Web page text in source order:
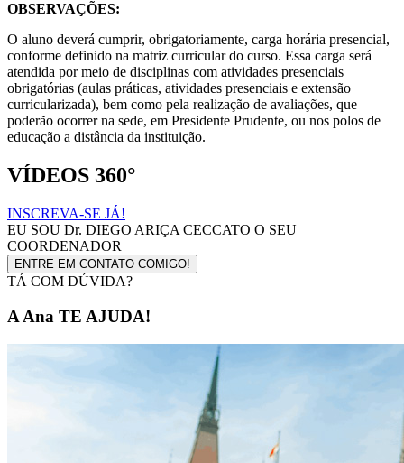
OBSERVAÇÕES:
O aluno deverá cumprir, obrigatoriamente, carga horária presencial,
conforme definido na matriz curricular do curso. Essa carga será
atendida por meio de disciplinas com atividades presenciais
obrigatórias (aulas práticas, atividades presenciais e extensão
curricularizada), bem como pela realização de avaliações, que
poderão ocorrer na sede, em Presidente Prudente, ou nos polos de
educação a distância da instituição.
VÍDEOS 360°
INSCREVA-SE JÁ!
EU SOU Dr. DIEGO ARIÇA CECCATO O SEU
COORDENADOR
ENTRE EM CONTATO COMIGO!
TÁ COM DÚVIDA?
A Ana TE AJUDA!